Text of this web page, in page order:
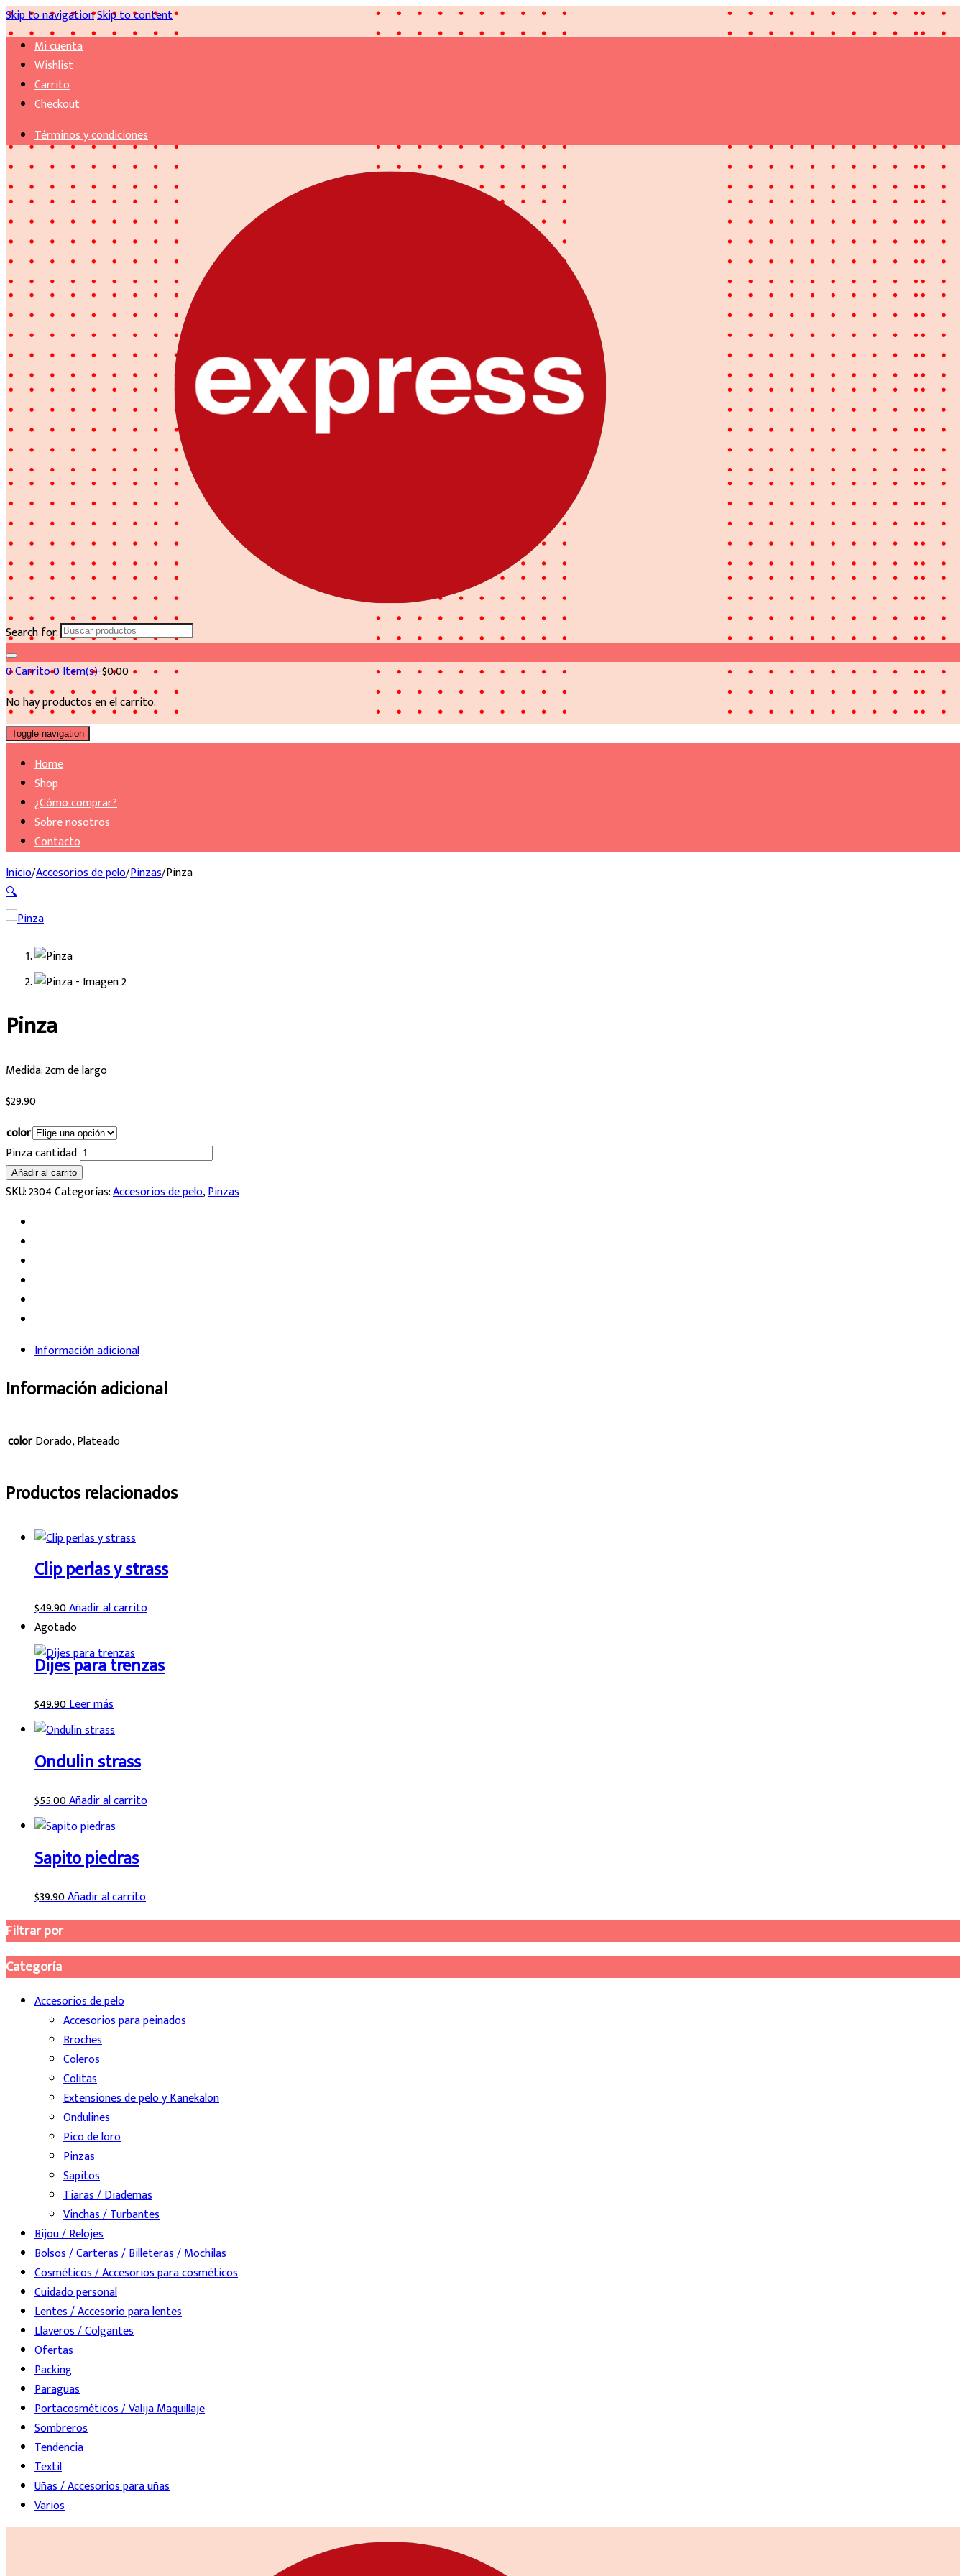
Skip to navigationSkip to content
Mi cuenta
Wishlist
Carrito
Checkout
Términos y condiciones
Search for:
0Carrito0 Item(s)-$0.00
No hay productos en el carrito.
Toggle navigation
Home
Shop
¿Cómo comprar?
Sobre nosotros
Contacto
Inicio/Accesorios de pelo/Pinzas/Pinza
🔍
Pinza
Medida: 2cm de largo
$29.90
color
Pinza cantidad
Añadir al carrito
SKU:2304Categorías:Accesorios de pelo,Pinzas
Información adicional
Información adicional
colorDorado, Plateado
Productos relacionados
Clip perlas y strass
$49.90Añadir al carrito
Agotado
Dijes para trenzas
$49.90Leer más
Ondulin strass
$55.00Añadir al carrito
Sapito piedras
$39.90Añadir al carrito
Filtrar por
Categoría
Accesorios de pelo
Accesorios para peinados
Broches
Coleros
Colitas
Extensiones de pelo y Kanekalon
Ondulines
Pico de loro
Pinzas
Sapitos
Tiaras / Diademas
Vinchas / Turbantes
Bijou / Relojes
Bolsos / Carteras / Billeteras / Mochilas
Cosméticos / Accesorios para cosméticos
Cuidado personal
Lentes / Accesorio para lentes
Llaveros / Colgantes
Ofertas
Packing
Paraguas
Portacosméticos / Valija Maquillaje
Sombreros
Tendencia
Textil
Uñas / Accesorios para uñas
Varios